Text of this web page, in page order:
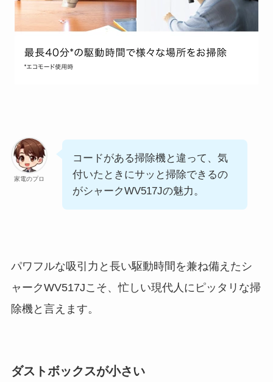
家電のプロ
コードがある掃除機と違って、気
付いたときにサッと掃除できるの
がシャークWV517Jの魅力。
パワフルな吸引力と長い駆動時間を兼ね備えたシ
ャークWV517Jこそ、忙しい現代人にピッタリな掃
除機と言えます。
ダストボックスが小さい